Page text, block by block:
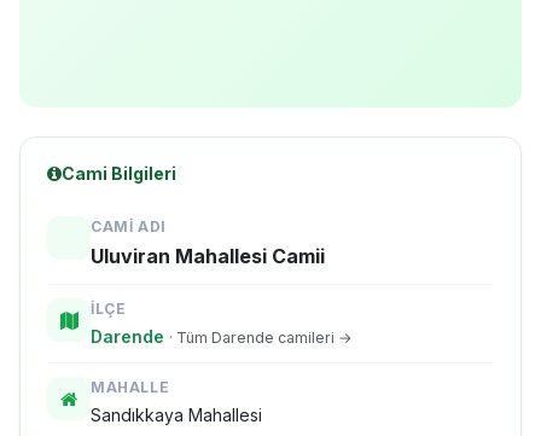
Cami Bilgileri
CAMI ADI
Uluviran Mahallesi Camii
İLÇE
Darende · Tüm Darende camileri →
MAHALLE
Sandıkkaya Mahallesi